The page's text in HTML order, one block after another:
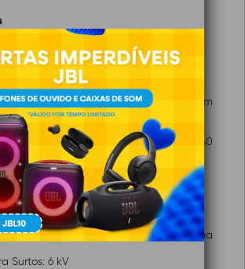
metálico
kg (4,20 lb)
kg (5,84 lb)
A × P): 335,0 mm × 44,5 mm × 226,0 mm
0 °C a 45 °C (32 °F a 113 °F)
Armazenamento: –40 °C a 85 °C (–40
5% a 95% (sem condensação)
5% a 95% (sem condensação)
100~240 VCA, 50/60 Hz, Máx. 4 A
De Energia: 250W
Em Modo Inativo: 20W
Montado na mesa, montado na
Surtos: 6 kV